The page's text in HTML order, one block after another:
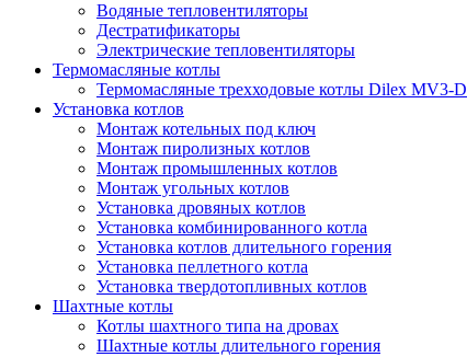
Водяные тепловентиляторы
Дестратификаторы
Электрические тепловентиляторы
Термомасляные котлы
Термомасляные трехходовые котлы Dilex MV3-D
Установка котлов
Монтаж котельных под ключ
Монтаж пиролизных котлов
Монтаж промышленных котлов
Монтаж угольных котлов
Установка дровяных котлов
Установка комбинированного котла
Установка котлов длительного горения
Установка пеллетного котла
Установка твердотопливных котлов
Шахтные котлы
Котлы шахтного типа на дровах
Шахтные котлы длительного горения